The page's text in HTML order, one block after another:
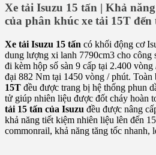
Xe tải Isuzu 15 tấn | Khả
của phân khúc xe tải 15T
Xe tải Isuzu 15 tấn có khối động cơ
dung lượng xi lanh 7790cm3 cho công
đi kèm hộp số sàn 9 cấp tại 2.400
đại 882 Nm tại 1450 vòng / phút. Toàn
15T đều được trang bị hệ thống phun
tử giúp nhiên liệu được đốt cháy hoàn
tải 15 tấn của Isuzu đều được nâng
khả năng tiết kiệm nhiên liệu lên đến
commonrail, khả năng tăng tốc nhanh,